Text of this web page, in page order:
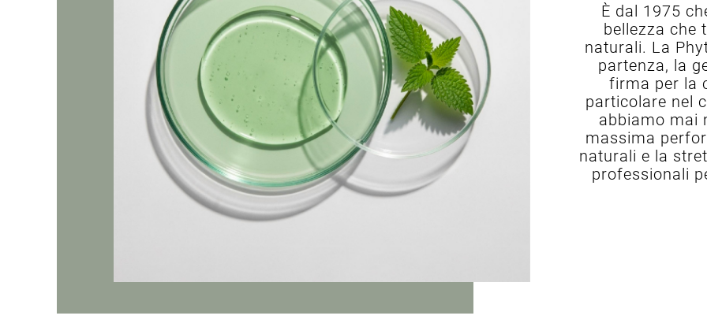
È dal 1975
bellezza che
naturali. La
partenza, la
firma per la
particolare nel
abbiamo mai
massima
naturali e la
professionali